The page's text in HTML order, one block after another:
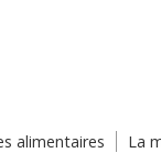
alimentaires La